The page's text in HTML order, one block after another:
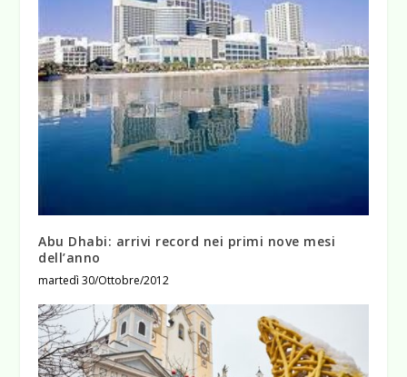
Abu Dhabi: arrivi record nei primi nove mesi
dell’anno
martedì 30/Ottobre/2012